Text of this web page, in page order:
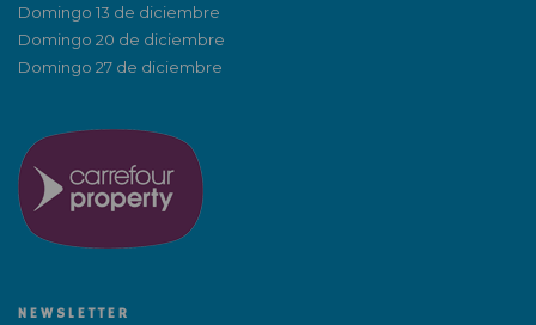
Domingo 13 de diciembre
Domingo 20 de diciembre
Domingo 27 de diciembre
NEWSLETTER